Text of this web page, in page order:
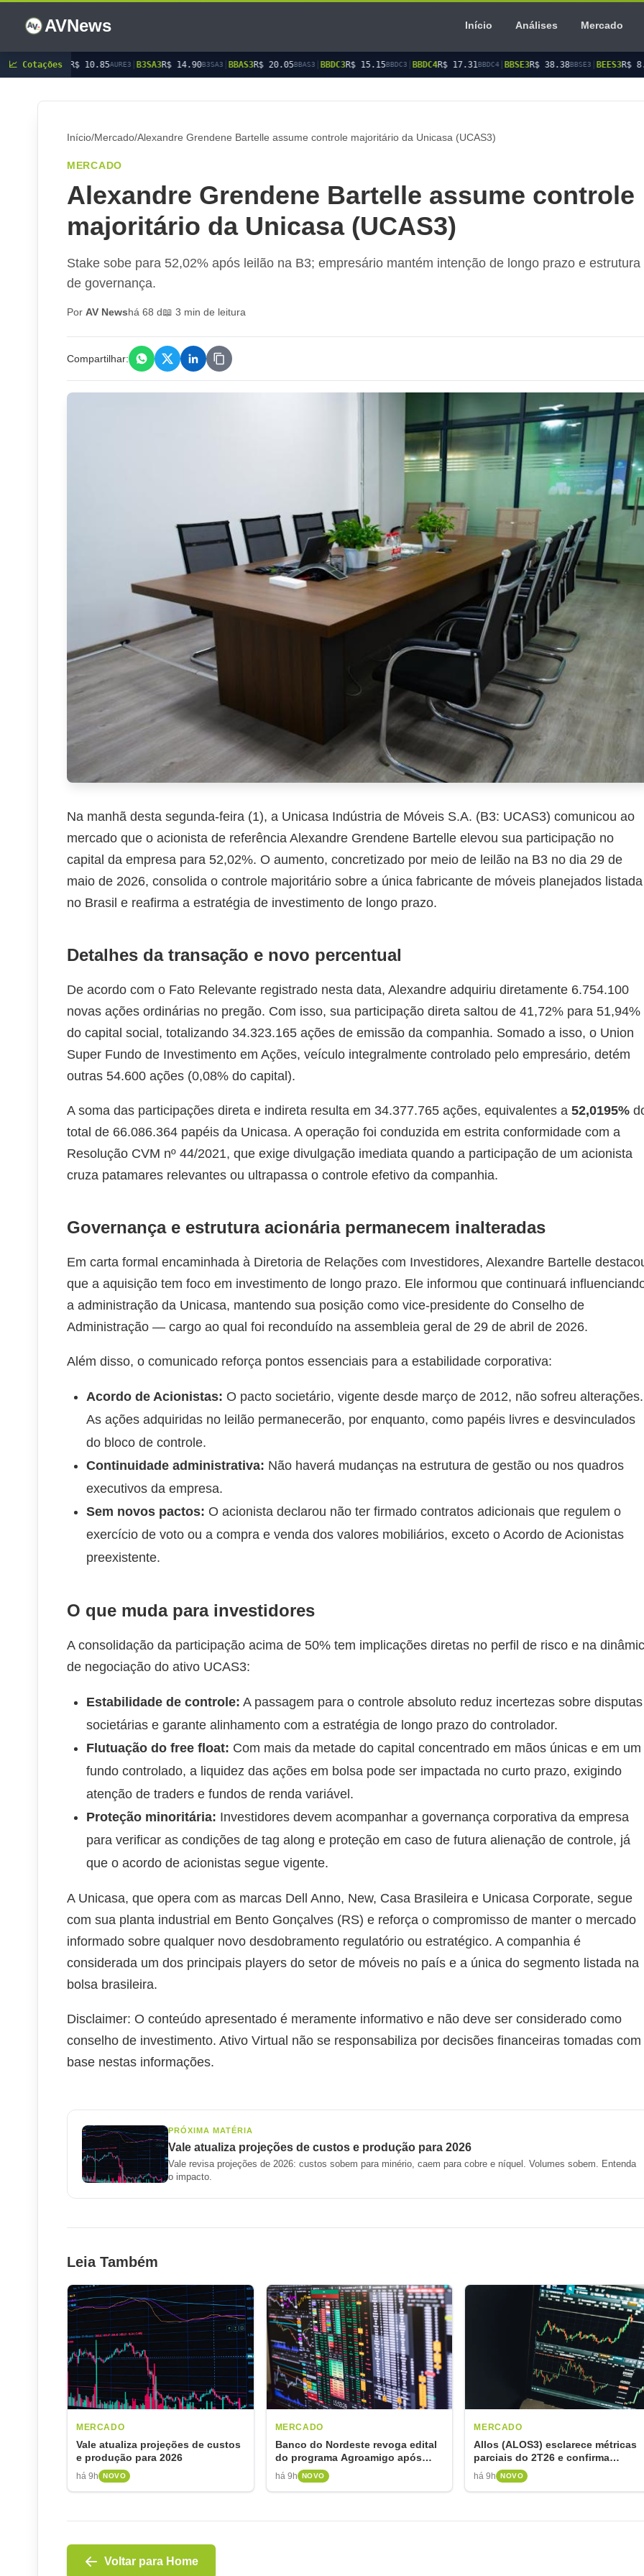
AVNews Início Análises Mercado
📈 Cotações
10.85AURE3|B3SA3R$ 14.90B3SA3|BBAS3R$ 20.05BBAS3|BBDC3R$ 15.15BBDC3|BBDC4R$ 17.31BBDC4|BBSE3R$ 38.38BBSE3|BEES3R$ 8.78BEES3|BEES4
Início/Mercado/Alexandre Grendene Bartelle assume controle majoritário da Unicasa (UCAS3)
MERCADO
Alexandre Grendene Bartelle assume controle
majoritário da Unicasa (UCAS3)
Stake sobe para 52,02% após leilão na B3; empresário mantém intenção de longo prazo e estrutura
de governança.
Por AV Newshá 68 d📖 3 min de leitura
Compartilhar:
Na manhã desta segunda-feira (1), a Unicasa Indústria de Móveis S.A. (B3: UCAS3) comunicou ao
mercado que o acionista de referência Alexandre Grendene Bartelle elevou sua participação no
capital da empresa para 52,02%. O aumento, concretizado por meio de leilão na B3 no dia 29 de
maio de 2026, consolida o controle majoritário sobre a única fabricante de móveis planejados listada
no Brasil e reafirma a estratégia de investimento de longo prazo.
Detalhes da transação e novo percentual
De acordo com o Fato Relevante registrado nesta data, Alexandre adquiriu diretamente 6.754.100
novas ações ordinárias no pregão. Com isso, sua participação direta saltou de 41,72% para 51,94%
do capital social, totalizando 34.323.165 ações de emissão da companhia. Somado a isso, o Union
Super Fundo de Investimento em Ações, veículo integralmente controlado pelo empresário, detém
outras 54.600 ações (0,08% do capital).
A soma das participações direta e indireta resulta em 34.377.765 ações, equivalentes a 52,0195%
total de 66.086.364 papéis da Unicasa. A operação foi conduzida em estrita conformidade com a
Resolução CVM nº 44/2021, que exige divulgação imediata quando a participação de um acionista
cruza patamares relevantes ou ultrapassa o controle efetivo da companhia.
Governança e estrutura acionária permanecem inalteradas
Em carta formal encaminhada à Diretoria de Relações com Investidores, Alexandre Bartelle
que a aquisição tem foco em investimento de longo prazo. Ele informou que continuará
a administração da Unicasa, mantendo sua posição como vice-presidente do Conselho de
Administração — cargo ao qual foi reconduído na assembleia geral de 29 de abril de 2026.
Além disso, o comunicado reforça pontos essenciais para a estabilidade corporativa:
Acordo de Acionistas: O pacto societário, vigente desde março de 2012, não sofreu alterações.
As ações adquiridas no leilão permanecerão, por enquanto, como papéis livres e desvinculados
do bloco de controle.
Continuidade administrativa: Não haverá mudanças na estrutura de gestão ou nos quadros
executivos da empresa.
Sem novos pactos: O acionista declarou não ter firmado contratos adicionais que regulem o
exercício de voto ou a compra e venda dos valores mobiliários, exceto o Acordo de Acionistas
preexistente.
O que muda para investidores
A consolidação da participação acima de 50% tem implicações diretas no perfil de risco e na
de negociação do ativo UCAS3:
Estabilidade de controle: A passagem para o controle absoluto reduz incertezas sobre disputas
societárias e garante alinhamento com a estratégia de longo prazo do controlador.
Flutuação do free float: Com mais da metade do capital concentrado em mãos únicas e em um
fundo controlado, a liquidez das ações em bolsa pode ser impactada no curto prazo, exigindo
atenção de traders e fundos de renda variável.
Proteção minoritária: Investidores devem acompanhar a governança corporativa da empresa
para verificar as condições de tag along e proteção em caso de futura alienação de controle, já
que o acordo de acionistas segue vigente.
A Unicasa, que opera com as marcas Dell Anno, New, Casa Brasileira e Unicasa Corporate, segue
com sua planta industrial em Bento Gonçalves (RS) e reforça o compromisso de manter o mercado
informado sobre qualquer novo desdobramento regulatório ou estratégico. A companhia é
considerada um dos principais players do setor de móveis no país e a única do segmento listada na
bolsa brasileira.
Disclaimer: O conteúdo apresentado é meramente informativo e não deve ser considerado como
conselho de investimento. Ativo Virtual não se responsabiliza por decisões financeiras tomadas com
base nestas informações.
PRÓXIMA MATÉRIA
Vale atualiza projeções de custos e produção para 2026
Vale revisa projeções de 2026: custos sobem para minério, caem para cobre e níquel. Volumes sobem. Entenda
o impacto.
Leia Também
MERCADO
Vale atualiza projeções de custos
e produção para 2026
há 9h NOVO
MERCADO
Banco do Nordeste revoga edital
do programa Agroamigo após
falha no SICAF
há 9h NOVO
MERCADO
Allos (ALOS3) esclarece métricas
parciais do 2T26 e confirma
resultados hoje
há 9h NOVO
Voltar para Home